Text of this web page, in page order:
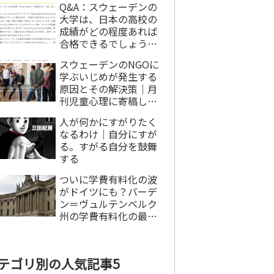
Q&A：スウェーデンの
大学は、日本の高校の
成績がどの程度あれば
合格できるでしょう
スウェーデンのNGOに
学ぶいじめが発生する
原因とその解決策｜月
刊児童心理に寄稿しま
人が何かにすがりたく
なるわけ｜自分にすが
る。すがる自分を鼓舞
する
ついに学費有料化の波
がドイツにも？バーデ
ン＝ヴュルテンベルク
州の学費有料化の最新
ゴリ別の人気記事5